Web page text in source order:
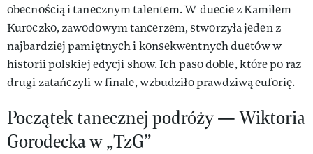
obecnością i tanecznym talentem. W duecie z Kamilem
Kuroczko, zawodowym tancerzem, stworzyła jeden z
najbardziej pamiętnych i konsekwentnych duetów w
historii polskiej edycji show. Ich paso doble, które po raz
drugi zatańczyli w finale, wzbudziło prawdziwą euforię.
Początek tanecznej podróży — Wiktoria
Gorodecka w „TzG”